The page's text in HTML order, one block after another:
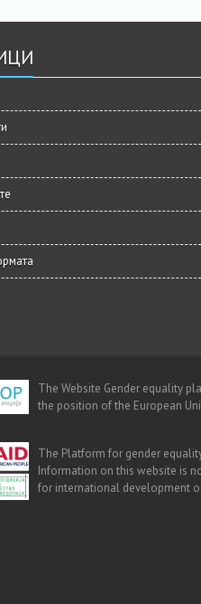
The Website Gender equality
the position of the European
The Platform for gender
Information on this website is
for international development